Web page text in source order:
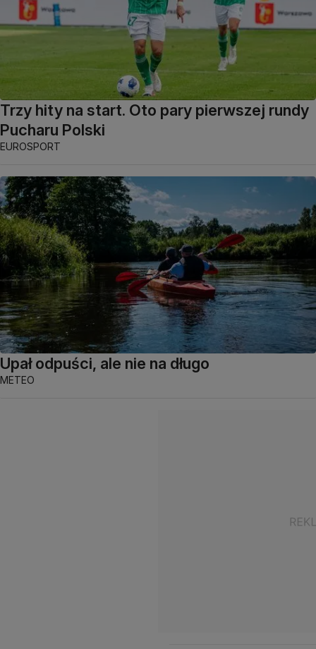
Trzy hity na start. Oto pary pierwszej rundy
Pucharu Polski
EUROSPORT
Upał odpuści, ale nie na długo
METEO